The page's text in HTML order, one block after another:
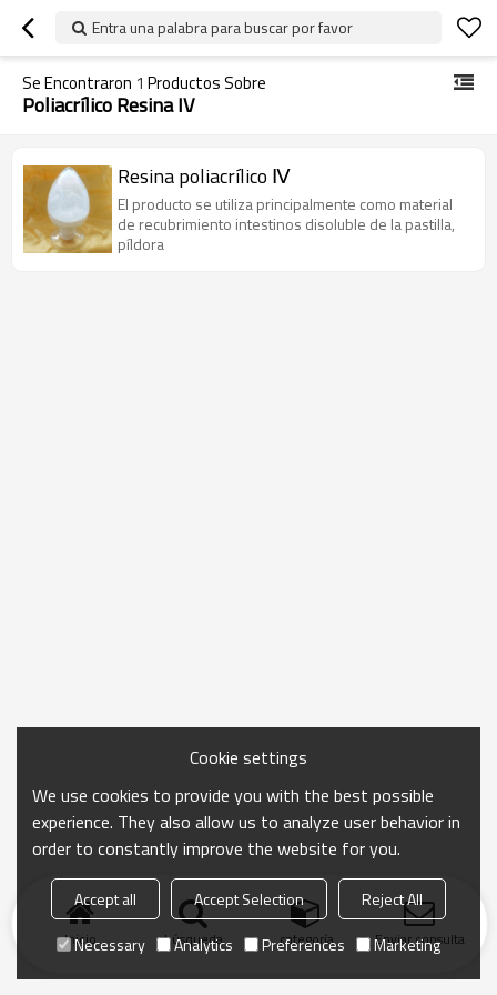
Entra una palabra para buscar por favor
Se Encontraron 1 Productos Sobre
Poliacrílico Resina IV
Resina poliacrílico Ⅳ
El producto se utiliza principalmente como material
de recubrimiento intestinos disoluble de la pastilla,
píldora
Inicio búsqueda categoría Enviar consulta
Cookie settings
We use cookies to provide you with the best possible
experience. They also allow us to analyze user behavior in
order to constantly improve the website for you.
Accept all Accept Selection
Reject All
Necessary
Analytics Preferences Marketing